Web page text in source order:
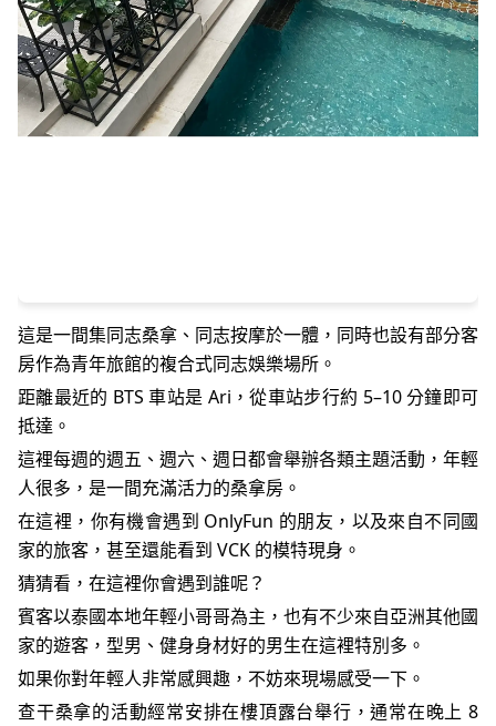
這是一間集同志桑拿、同志按摩於一體，同時也設有部分客
房作為青年旅館的複合式同志娛樂場所。
距離最近的 BTS 車站是 Ari，從車站步行約 5–10 分鐘即可
抵達。
這裡每週的週五、週六、週日都會舉辦各類主題活動，年輕
人很多，是一間充滿活力的桑拿房。
在這裡，你有機會遇到 OnlyFun 的朋友，以及來自不同國
家的旅客，甚至還能看到 VCK 的模特現身。
猜猜看，在這裡你會遇到誰呢？
賓客以泰國本地年輕小哥哥為主，也有不少來自亞洲其他國
家的遊客，型男、健身身材好的男生在這裡特別多。
如果你對年輕人非常感興趣，不妨來現場感受一下。
查干桑拿的活動經常安排在樓頂露台舉行，通常在晚上 8